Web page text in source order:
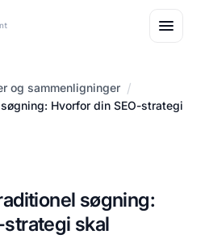
og sammenligninger /
Hvorfor din SEO-strategi
søgning:
strategi skal